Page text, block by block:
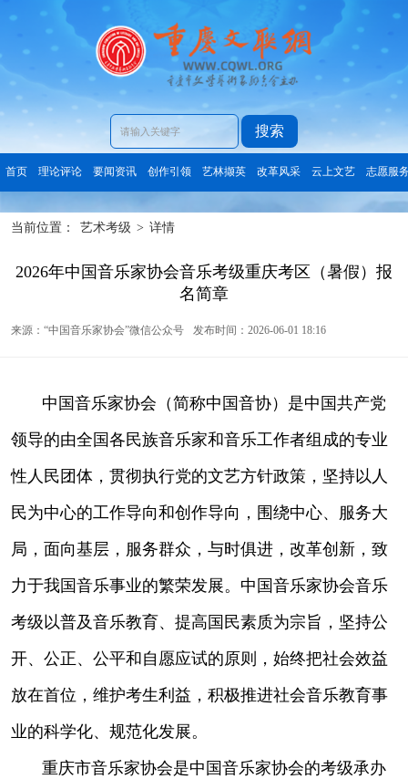
搜索
首页 理论评论 要闻资讯 创作引领 艺林撷英 改革风采 云上文艺 志愿服
当前位置： 艺术考级 > 详情
2026年中国音乐家协会音乐考级重庆考区（暑假）报
名简章
来源：“中国音乐家协会”微信公众号 发布时间：2026-06-01 18:16
中国音乐家协会（简称中国音协）是中国共产党
领导的由全国各民族音乐家和音乐工作者组成的专业
性人民团体，贯彻执行党的文艺方针政策，坚持以人
民为中心的工作导向和创作导向，围绕中心、服务大
局，面向基层，服务群众，与时俱进，改革创新，致
力于我国音乐事业的繁荣发展。中国音乐家协会音乐
考级以普及音乐教育、提高国民素质为宗旨，坚持公
开、公正、公平和自愿应试的原则，始终把社会效益
放在首位，维护考生利益，积极推进社会音乐教育事
业的科学化、规范化发展。
重庆市音乐家协会是中国音乐家协会的考级承办